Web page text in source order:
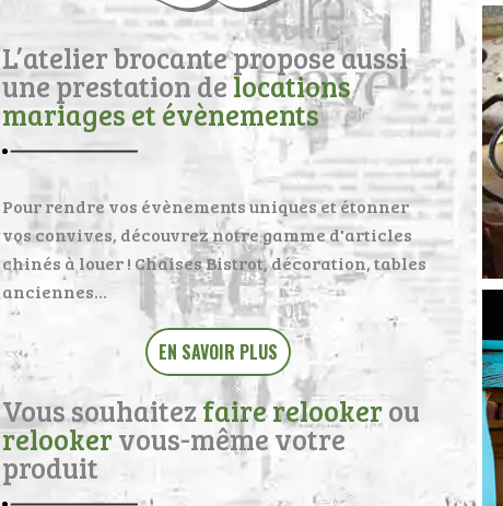
L’atelier brocante propose aussi
une prestation delocations
mariages et évènements
Pour rendre vos évènements uniques et étonner
vos convives, découvrez notre gamme d'articles
chinés à louer ! Chaises Bistrot, décoration, tables
anciennes…
EN SAVOIR PLUS
Vous souhaitez faire relookerou
relookervous-même votre
produit